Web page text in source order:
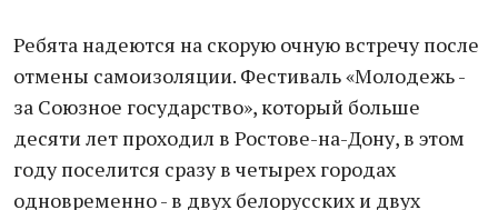
Ребята надеются на скорую очную встречу после
отмены самоизоляции. Фестиваль «Молодежь -
за Союзное государство», который больше
десяти лет проходил в Ростове-на-Дону, в этом
году поселится сразу в четырех городах
одновременно - в двух белорусских и двух